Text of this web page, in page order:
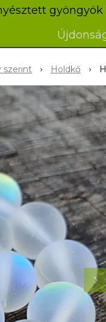
gyöngyök
szerint Holdkő